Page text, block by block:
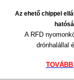
Az ehető chippel
A RFD
drónhalállal